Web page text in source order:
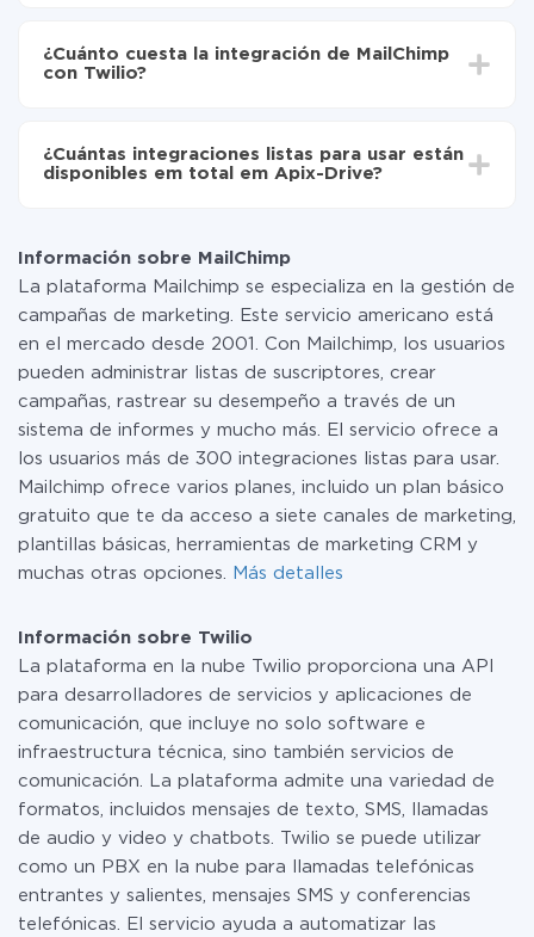
de MailChimp a Twilio
oscilar entre 5 y 30 minutos. En promedio, la
configuración tarda entre 10 y 15 minutos.
¿Cuánto cuesta la integración de MailChimp
con Twilio?
tarifas. Usted solo paga por la cantidad de datos que
realmente se transfieren de uno de sus sistemas a otro
manera segura un plan de tarifa gratuita o cambiar a
uno de pago, si es necesario. Más detalles sobre
tarifas.
¿Cuántas integraciones listas para usar están
disponibles em total em Apix-Drive?
Información sobre MailChimp
La plataforma Mailchimp se especializa en la gestión de
campañas de marketing. Este servicio americano está
en el mercado desde 2001. Con Mailchimp, los usuarios
pueden administrar listas de suscriptores, crear
campañas, rastrear su desempeño a través de un
sistema de informes y mucho más. El servicio ofrece a
los usuarios más de 300 integraciones listas para usar.
Mailchimp ofrece varios planes, incluido un plan básico
gratuito que te da acceso a siete canales de marketing,
plantillas básicas, herramientas de marketing CRM y
muchas otras opciones.
Más detalles
Información sobre Twilio
La plataforma en la nube Twilio proporciona una API
para desarrolladores de servicios y aplicaciones de
comunicación, que incluye no solo software e
infraestructura técnica, sino también servicios de
comunicación. La plataforma admite una variedad de
formatos, incluidos mensajes de texto, SMS, llamadas
de audio y video y chatbots. Twilio se puede utilizar
como un PBX en la nube para llamadas telefónicas
entrantes y salientes, mensajes SMS y conferencias
telefónicas. El servicio ayuda a automatizar las